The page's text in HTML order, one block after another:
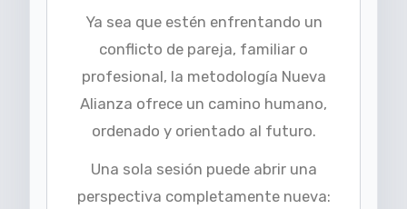
Ya sea que estén enfrentando un
conflicto de pareja, familiar o
profesional, la metodología Nueva
Alianza ofrece un camino humano,
ordenado y orientado al futuro.
Una sola sesión puede abrir una
perspectiva completamente nueva: